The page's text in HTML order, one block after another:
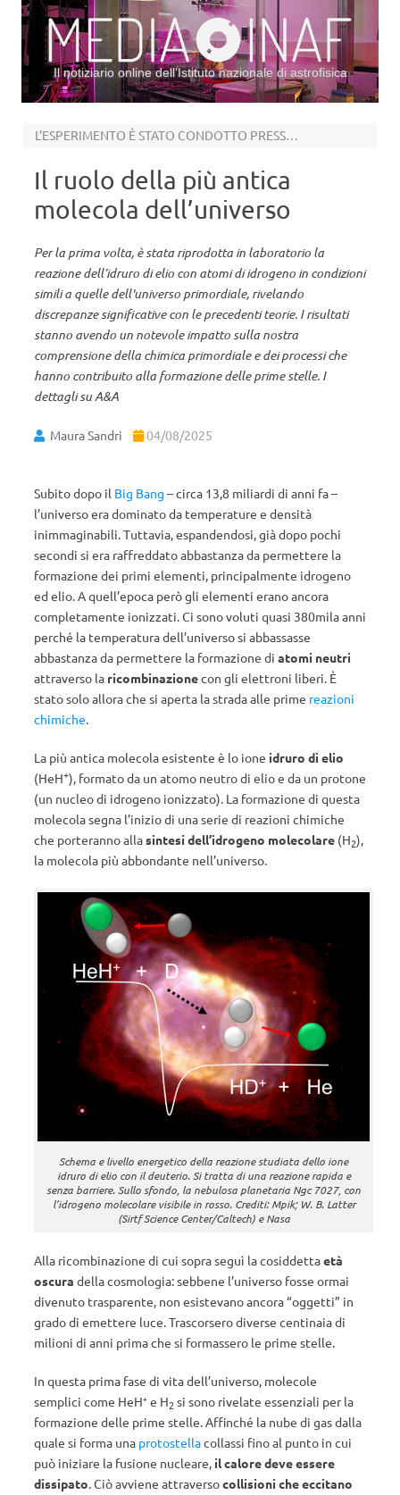
Il notiziario online dell’Istituto nazionale di astrofisica
L’ESPERIMENTO È STATO CONDOTTO PRESSO IL CRYOGENIC STORAGE RING
Il ruolo della più antica
molecola dell’universo
Per la prima volta, è stata riprodotta in laboratorio la
reazione dell’idruro di elio con atomi di idrogeno in condizioni
simili a quelle dell'universo primordiale, rivelando
discrepanze significative con le precedenti teorie. I risultati
stanno avendo un notevole impatto sulla nostra
comprensione della chimica primordiale e dei processi che
hanno contribuito alla formazione delle prime stelle. I
dettagli su A&A
Maura Sandri 04/08/2025
Subito dopo il Big Bang – circa 13,8 miliardi di anni fa –
l’universo era dominato da temperature e densità
inimmaginabili. Tuttavia, espandendosi, già dopo pochi
secondi si era raffreddato abbastanza da permettere la
formazione dei primi elementi, principalmente idrogeno
ed elio. A quell’epoca però gli elementi erano ancora
completamente ionizzati. Ci sono voluti quasi 380mila anni
perché la temperatura dell’universo si abbassasse
abbastanza da permettere la formazione di atomi neutri
attraverso la ricombinazionecon gli elettroni liberi. È
stato solo allora che si aperta la strada alle prime reazioni
chimiche.
La più antica molecola esistente è lo ione idruro di elio
(HeH+), formato da un atomo neutro di elio e da un protone
(un nucleo di idrogeno ionizzato). La formazione di questa
molecola segna l’inizio di una serie di reazioni chimiche
che porteranno allasintesi dell’idrogeno molecolare (H2),
la molecola più abbondante nell’universo.
Schema e livello energetico della reazione studiata dello ione
idruro di elio con il deuterio. Si tratta di una reazione rapida e
senza barriere. Sullo sfondo, la nebulosa planetaria Ngc 7027, con
l’idrogeno molecolare visibile in rosso. Crediti: Mpik; W. B. Latter
(Sirtf Science Center/Caltech) e Nasa
Alla ricombinazione di cui sopra seguì la cosiddettaetà
oscura della cosmologia: sebbene l’universo fosse ormai
divenuto trasparente, non esistevano ancora “oggetti” in
grado di emettere luce. Trascorsero diverse centinaia di
milioni di anni prima che si formassero le prime stelle.
In questa prima fase di vita dell’universo, molecole
semplici come HeH⁺ e H2 si sono rivelate essenziali per la
formazione delle prime stelle. Affinché la nube di gas dalla
quale si forma una protostellacollassi fino al punto in cui
può iniziare la fusione nucleare, il calore deve essere
dissipato. Ciò avviene attraversocollisioni che eccitano